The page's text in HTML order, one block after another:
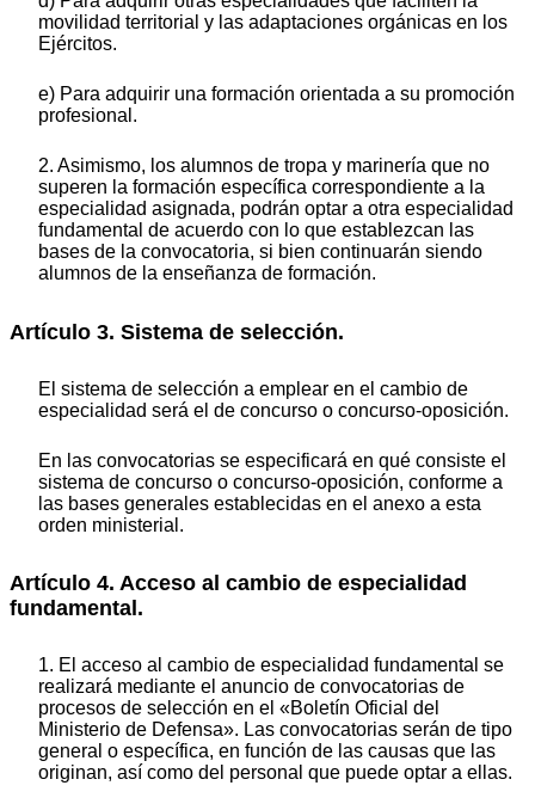
movilidad territorial y las adaptaciones orgánicas en los
Ejércitos.
e) Para adquirir una formación orientada a su promoción
profesional.
2. Asimismo, los alumnos de tropa y marinería que no
superen la formación específica correspondiente a la
especialidad asignada, podrán optar a otra especialidad
fundamental de acuerdo con lo que establezcan las
bases de la convocatoria, si bien continuarán siendo
alumnos de la enseñanza de formación.
Artículo 3. Sistema de selección.
El sistema de selección a emplear en el cambio de
especialidad será el de concurso o concurso-oposición.
En las convocatorias se especificará en qué consiste el
sistema de concurso o concurso-oposición, conforme a
las bases generales establecidas en el anexo a esta
orden ministerial.
Artículo 4. Acceso al cambio de especialidad
fundamental.
1. El acceso al cambio de especialidad fundamental se
realizará mediante el anuncio de convocatorias de
procesos de selección en el «Boletín Oficial del
Ministerio de Defensa». Las convocatorias serán de tipo
general o específica, en función de las causas que las
originan, así como del personal que puede optar a ellas.